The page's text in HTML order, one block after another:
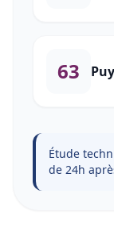
63
Étude
de 24h